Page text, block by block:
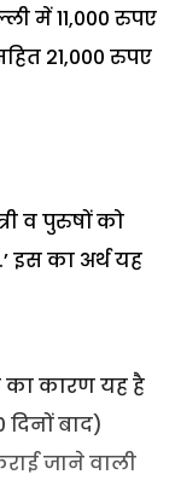
में 11,000 रुपए
21,000 रुपए
व पुरुषों को
इस का अर्थ यह
का कारण यह है
बाद)
जाने वाली